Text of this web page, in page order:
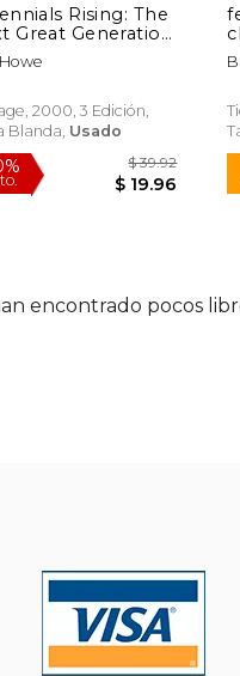
Rising: The
Great Generation
2000, 3 Edición,
Blanda, Usado
encontrado pocos